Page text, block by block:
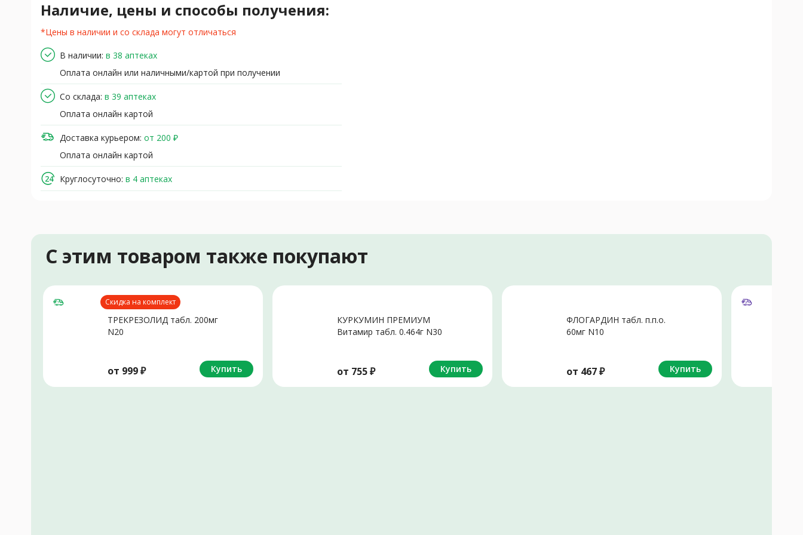
Наличие, цены и способы получения:
*Цены в наличии и со склада могут отличаться
В наличии: в 38 аптеках
Оплата онлайн или наличными/картой при получении
Со склада: в 39 аптеках
Оплата онлайн картой
Доставка курьером: от 200 ₽
Оплата онлайн картой
Круглосуточно: в 4 аптеках
С этим товаром также покупают
Скидка на комплект
ТРЕКРЕЗОЛИД табл. 200мг
N20
от 999₽ Купить
КУРКУМИН ПРЕМИУМ
Витамир табл. 0.464г N30
от 755₽ Купить
ФЛОГАРДИН табл. п.п.о.
60мг N10
от 467₽ Купить